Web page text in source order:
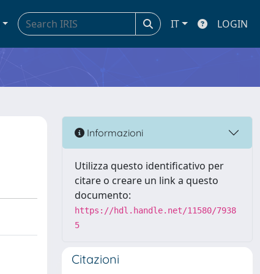
IT LOGIN
Informazioni
Utilizza questo identificativo per
citare o creare un link a questo
documento:
https://hdl.handle.net/11580/7938
5
Citazioni